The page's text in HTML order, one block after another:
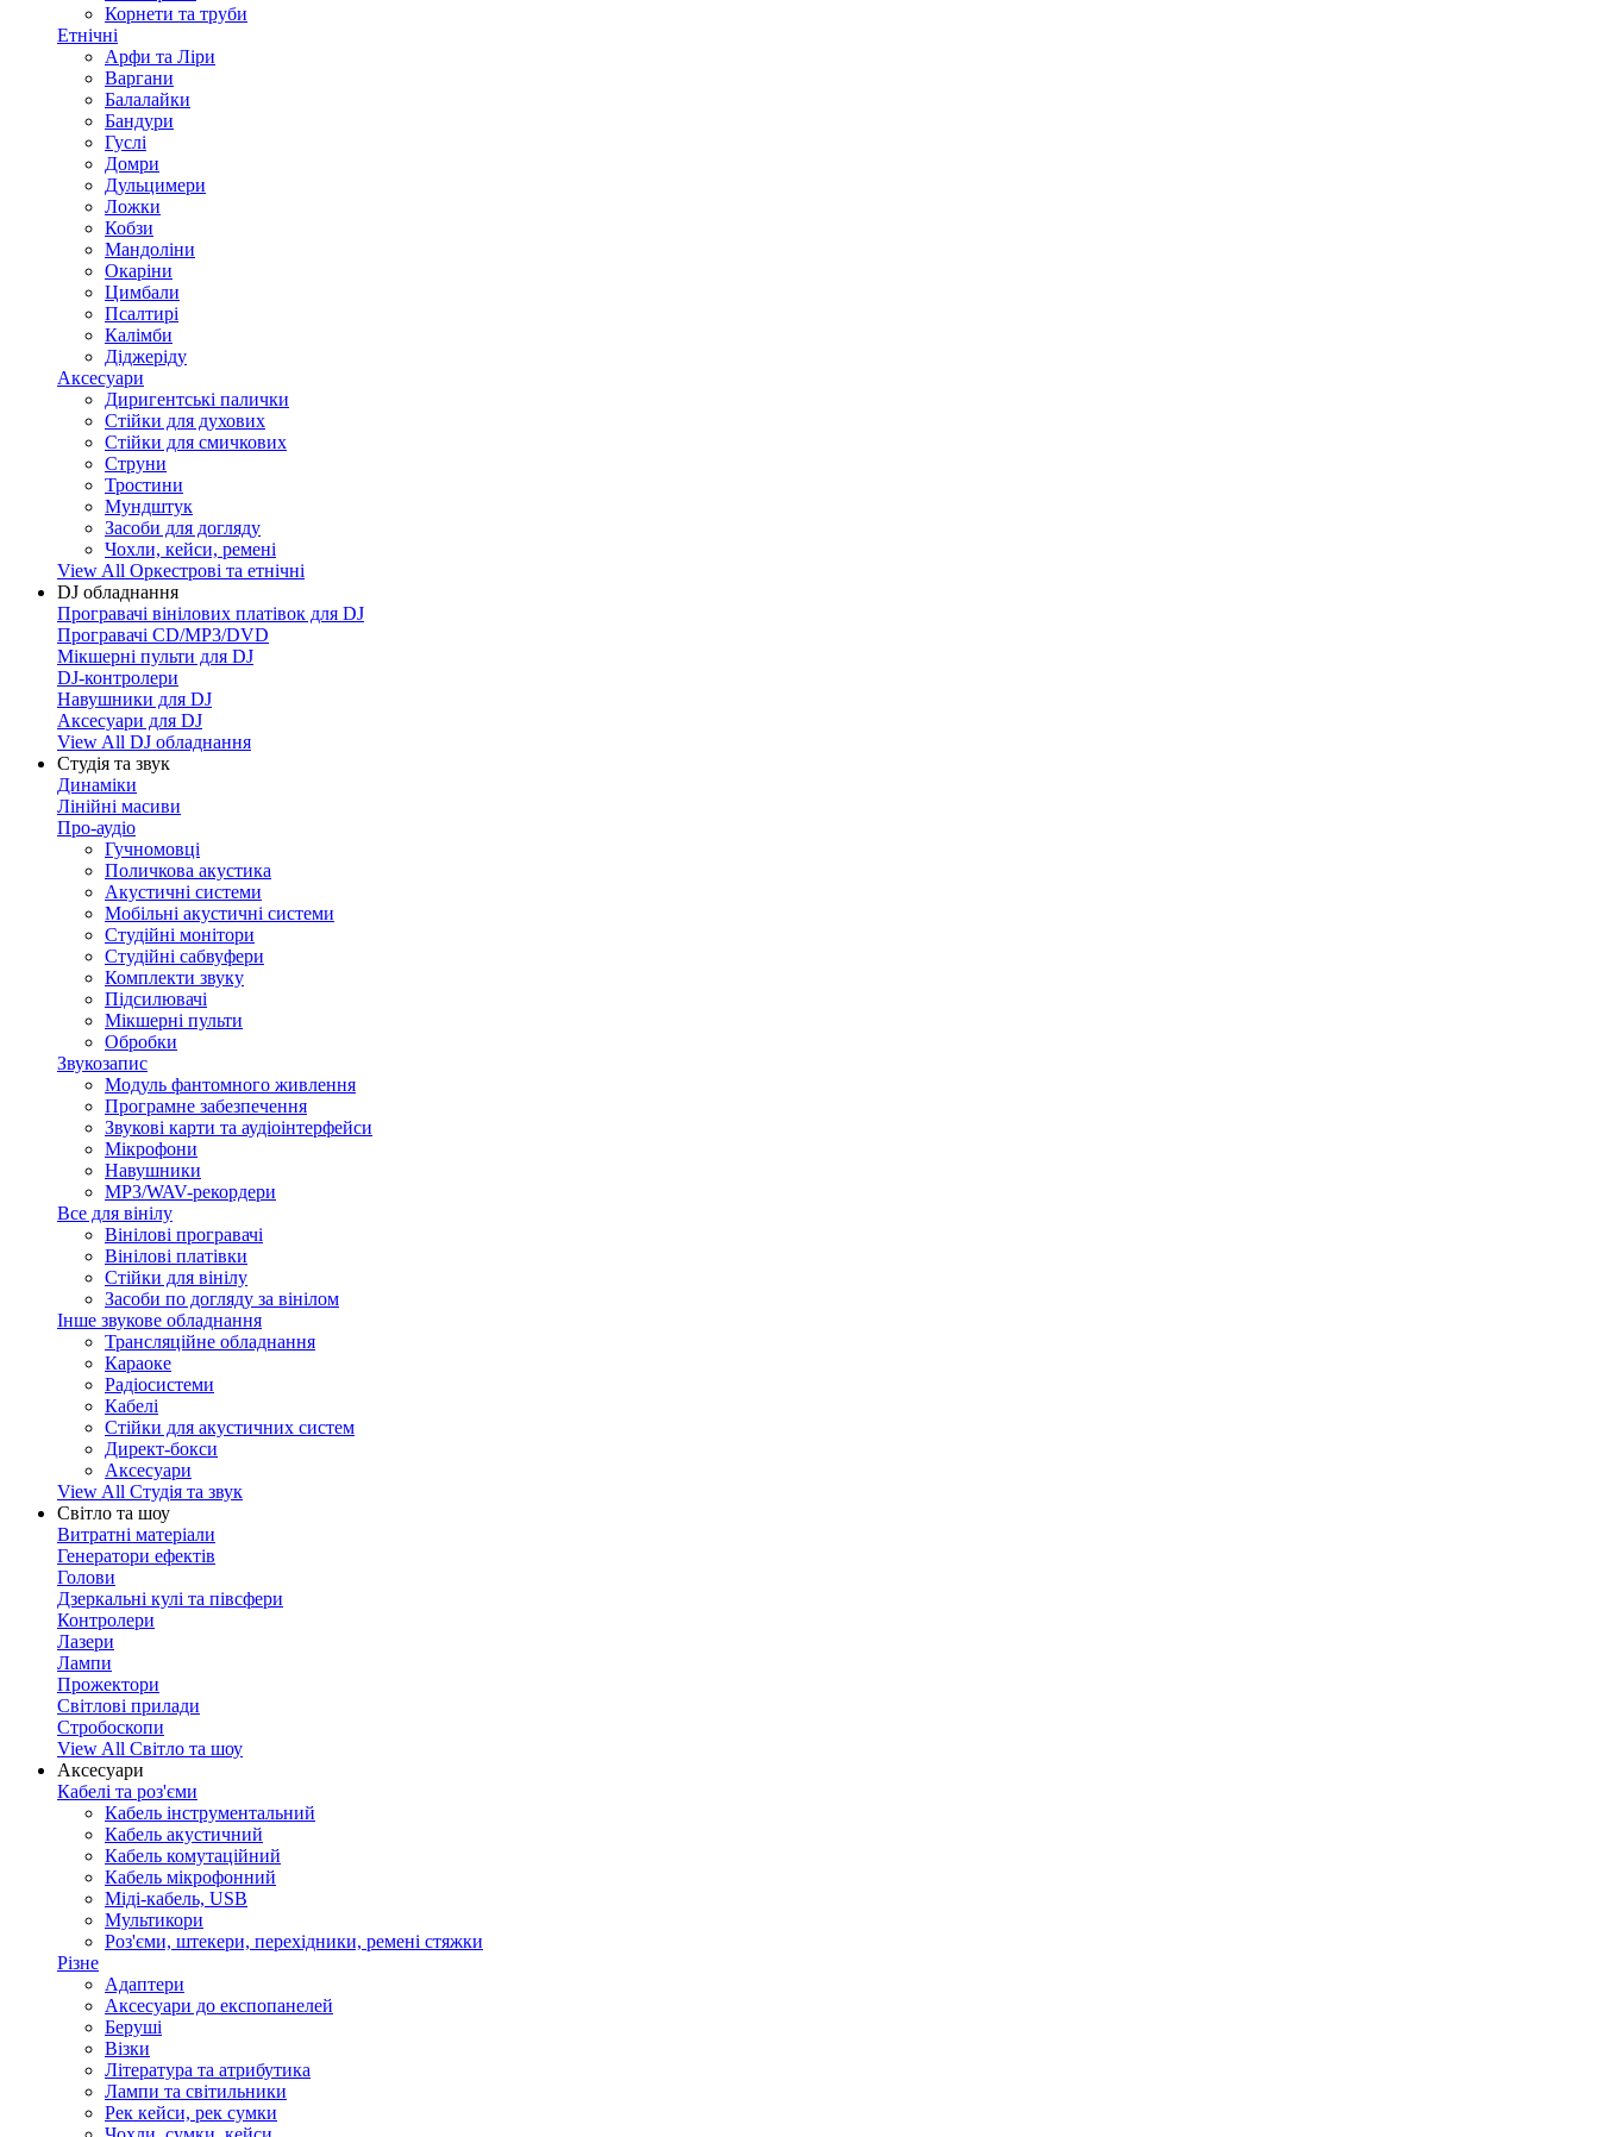
Корнети та труби
Етнічні
Арфи та Ліри
Варгани
Балалайки
Бандури
Гуслі
Домри
Дульцимери
Ложки
Кобзи
Мандоліни
Окаріни
Цимбали
Псалтирі
Калімби
Діджеріду
Аксесуари
Диригентські палички
Стійки для духових
Стійки для смичкових
Струни
Тростини
Мундштук
Засоби для догляду
Чохли, кейси, ремені
View All Оркестрові та етнічні
DJ обладнання
Програвачі вінілових платівок для DJ
Програвачі CD/MP3/DVD
Мікшерні пульти для DJ
DJ-контролери
Навушники для DJ
Аксесуари для DJ
View All DJ обладнання
Студія та звук
Динаміки
Лінійні масиви
Про-аудіо
Гучномовці
Поличкова акустика
Акустичні системи
Мобільні акустичні системи
Студійні монітори
Студійні сабвуфери
Комплекти звуку
Підсилювачі
Мікшерні пульти
Обробки
Звукозапис
Модуль фантомного живлення
Програмне забезпечення
Звукові карти та аудіоінтерфейси
Мікрофони
Навушники
MP3/WAV-рекордери
Все для вінілу
Вінілові програвачі
Вінілові платівки
Стійки для вінілу
Засоби по догляду за вінілом
Інше звукове обладнання
Трансляційне обладнання
Караоке
Радіосистеми
Кабелі
Стійки для акустичних систем
Директ-бокси
Аксесуари
View All Студія та звук
Світло та шоу
Витратні матеріали
Генератори ефектів
Голови
Дзеркальні кулі та півсфери
Контролери
Лазери
Лампи
Прожектори
Світлові прилади
Стробоскопи
View All Світло та шоу
Аксесуари
Кабелі та роз'єми
Кабель інструментальний
Кабель акустичний
Кабель комутаційний
Кабель мікрофонний
Міді-кабель, USB
Мультикори
Роз'єми, штекери, перехідники, ремені стяжки
Різне
Адаптери
Аксесуари до експопанелей
Беруші
Візки
Література та атрибутика
Лампи та світильники
Рек кейси, рек сумки